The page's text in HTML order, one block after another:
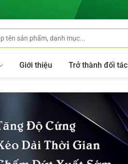
Giới thiệu Trở thành đối tác